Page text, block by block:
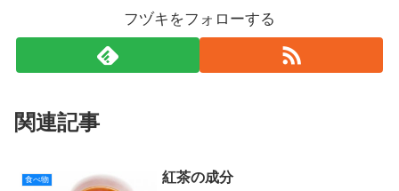
フヅキをフォローする
関連記事
食べ物 紅茶の成分